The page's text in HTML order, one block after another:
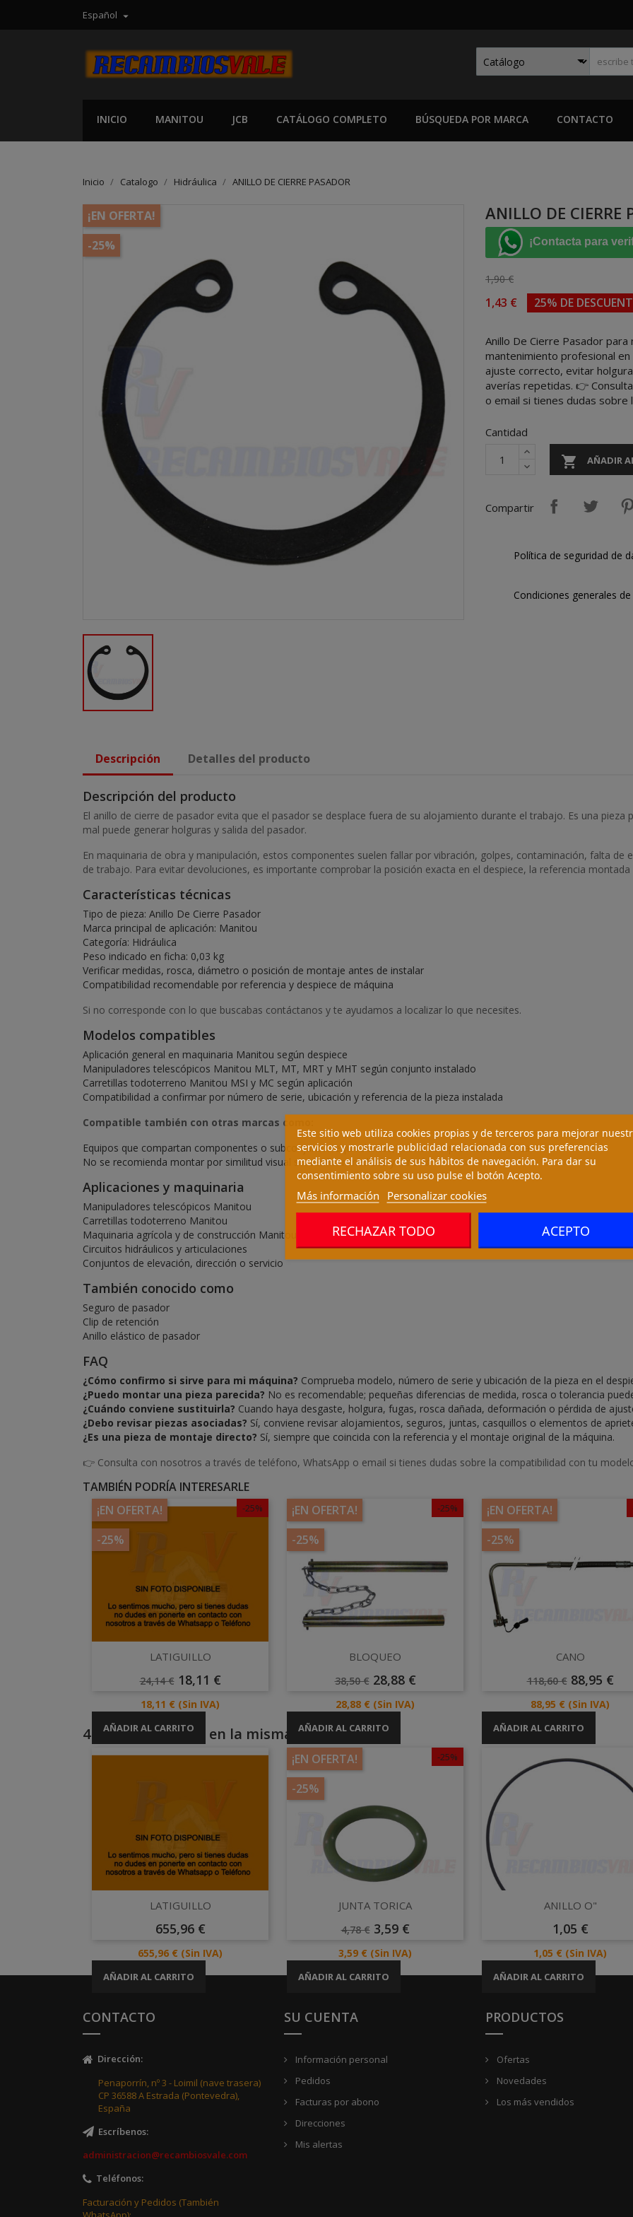
Español 
INICIO MANITOU JCB CATÁLOGO COMPLETO BÚSQUEDA POR MARCA CONTACTO
Inicio Catalogo Hidráulica ANILLO DE CIERRE PASADOR
¡EN OFERTA!
-25%
ANILLO DE CIERRE
¡Contacta para
1,90 €
1,43 € 25% DE
Anillo De Cierre Pasador
mantenimiento profesional
ajuste correcto, evitar
averías repetidas. 👉
o email si tienes dudas sobre
Cantidad
 AÑADIR
Compartir
Política de seguridad de
Condiciones generales
Descripción Detalles del producto
Descripción del producto
El anillo de cierre de pasador evita que el pasador se desplace fuera de su alojamiento durante el trabajo. Es una
mal puede generar holguras y salida del pasador.
En maquinaria de obra y manipulación, estos componentes suelen fallar por vibración, golpes, contaminación, falta
de trabajo. Para evitar devoluciones, es importante comprobar la posición exacta en el despiece, la referencia
Características técnicas
Tipo de pieza: Anillo De Cierre Pasador
Marca principal de aplicación: Manitou
Categoría: Hidráulica
Peso indicado en ficha: 0,03 kg
Verificar medidas, rosca, diámetro o posición de montaje antes de instalar
Compatibilidad recomendable por referencia y despiece de máquina
Si no corresponde con lo que buscabas contáctanos y te ayudamos a localizar lo que necesites.
Modelos compatibles
Aplicación general en maquinaria Manitou según despiece
Manipuladores telescópicos Manitou MLT, MT, MRT y MHT según conjunto instalado
Carretillas todoterreno Manitou MSI y MC según aplicación
Compatibilidad a confirmar por número de serie, ubicación y referencia de la pieza instalada
Compatible también con otras marcas como:
Equipos que compartan componentes o subconjuntos equivalentes, previa comprobación técnica
No se recomienda montar por similitud visual sin verificar medidas y función
Aplicaciones y maquinaria
Manipuladores telescópicos Manitou
Carretillas todoterreno Manitou
Maquinaria agrícola y de construcción Manitou
Circuitos hidráulicos y articulaciones
Conjuntos de elevación, dirección o servicio
También conocido como
Seguro de pasador
Clip de retención
Anillo elástico de pasador
FAQ
¿Cómo confirmo si sirve para mi máquina? Comprueba modelo, número de serie y ubicación de la pieza en el
¿Puedo montar una pieza parecida? No es recomendable; pequeñas diferencias de medida, rosca o tolerancia
¿Cuándo conviene sustituirla? Cuando haya desgaste, holgura, fugas, rosca dañada, deformación o pérdida de
¿Debo revisar piezas asociadas? Sí, conviene revisar alojamientos, seguros, juntas, casquillos o elementos de
¿Es una pieza de montaje directo? Sí, siempre que coincida con la referencia y el montaje original de la máquina.
👉 Consulta con nosotros a través de teléfono, WhatsApp o email si tienes dudas sobre la compatibilidad con tu
TAMBIÉN PODRÍA INTERESARLE
-25%
¡EN OFERTA!
-25%
Vista rápida
LATIGUILLO
Precio
24,14 € Precio
18,11 €
Precio
18,11 € (Sin IVA)
AÑADIR AL CARRITO
-25%
¡EN OFERTA!
-25%
Vista rápida
BLOQUEO
Precio
38,50 € Precio
28,88 €
Precio
28,88 € (Sin IVA)
AÑADIR AL CARRITO
¡EN OFERTA!
-25%
Vista rápida
CANO
Precio
118,60 € Precio
88,95 €
Precio
88,95 € (Sin IVA)
AÑADIR AL CARRITO
4 otros productos en la misma categoría:
Vista rápida
LATIGUILLO
Precio
655,96 €
Precio
655,96 € (Sin IVA)
AÑADIR AL CARRITO
-25%
¡EN OFERTA!
-25%
Vista rápida
JUNTA TORICA
Precio
4,78 € Precio
3,59 €
Precio
3,59 € (Sin IVA)
AÑADIR AL CARRITO
Vista rápida
ANILLO O"
Precio
1,05 €
Precio
1,05 € (Sin IVA)
AÑADIR AL CARRITO
CONTACTO
Dirección:
Penaporrín, nº 3 - Loimil (nave trasera)
CP 36588 A Estrada (Pontevedra),
España
Escríbenos:
administracion@recambiosvale.com
Teléfonos:
Facturación y Pedidos (También
SU CUENTA
Información personal
Pedidos
Facturas por abono
Direcciones
Mis alertas
PRODUCTOS
Ofertas
Novedades
Los más vendidos
Este sitio web utiliza cookies propias y de terceros para mejorar
servicios y mostrarle publicidad relacionada con sus preferencias
mediante el análisis de sus hábitos de navegación. Para dar su
consentimiento sobre su uso pulse el botón Acepto.
Más información Personalizar cookies
RECHAZAR TODO ACEPTO